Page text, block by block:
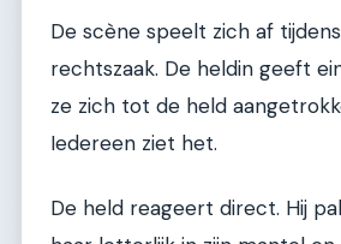
De scène speelt zich af
rechtszaak. De heldin geeft
ze zich tot de held
Iedereen ziet het.
De held reageert direct. Hij